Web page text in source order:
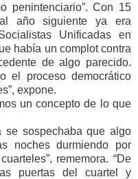
penintenciario”. Con 15
año siguiente ya era
Unificadas en
había un complot contra
de algo parecido.
el proceso democrático
expone.
un concepto de lo que
se sospechaba que algo
noches durmiendo por
rememora. “De
puertas del cuartel y